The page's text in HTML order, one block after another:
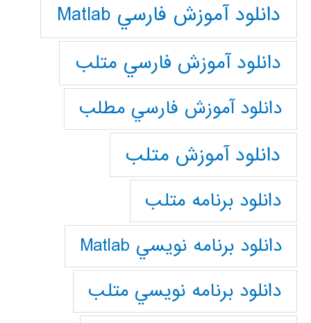
دانلود آموزش فارسي Matlab
دانلود آموزش فارسي متلب
دانلود آموزش فارسي مطلب
دانلود آموزش متلب
دانلود برنامه متلب
دانلود برنامه نويسي Matlab
دانلود برنامه نويسي متلب